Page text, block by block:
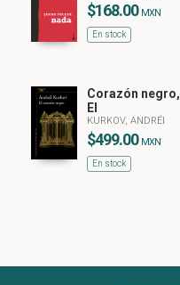
$168.00 MXN
En stock
Corazón negro,
El
KURKOV, ANDRÉI
$499.00 MXN
En stock